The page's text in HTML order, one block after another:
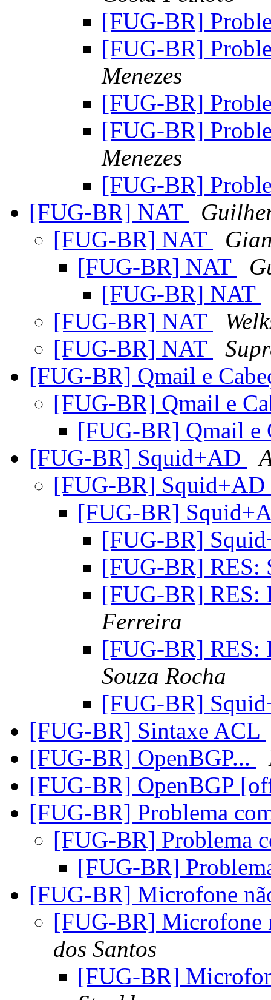
[FUG-BR]
[FUG-BR]
Menezes
[FUG-BR]
[FUG-BR]
Menezes
[FUG-BR]
[FUG-BR] NAT
[FUG-BR] NAT
[FUG-BR] NAT
[FUG-BR] NAT
[FUG-BR] NAT
[FUG-BR] NAT
[FUG-BR] Qmail e
[FUG-BR] Qmail e
[FUG-BR] Qmail e
[FUG-BR] Squid+AD
[FUG-BR] Squid+AD
[FUG-BR]
[FUG-BR]
[FUG-BR]
[FUG-BR]
Ferreira
[FUG-BR]
Souza Rocha
[FUG-BR]
[FUG-BR] Sintaxe ACL
[FUG-BR] OpenBGP...
[FUG-BR] OpenBGP
[FUG-BR] Problema
[FUG-BR] Problema
[FUG-BR]
[FUG-BR] Microfone
[FUG-BR] Microfone
dos Santos
[FUG-BR]